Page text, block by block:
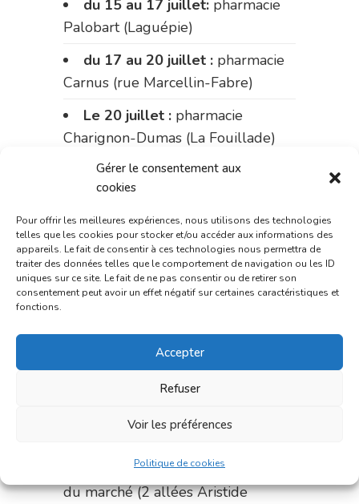
Gérer le consentement aux
cookies
Pour offrir les meilleures expériences, nous utilisons des technologies
telles que les cookies pour stocker et/ou accéder aux informations des
appareils. Le fait de consentir à ces technologies nous permettra de
traiter des données telles que le comportement de navigation ou les ID
uniques sur ce site. Le fait de ne pas consentir ou de retirer son
consentement peut avoir un effet négatif sur certaines caractéristiques et
fonctions.
Accepter
Refuser
Voir les préférences
Politique de cookies
du 15 au 17 juillet: pharmacie
Palobart (Laguépie)
du 17 au 20 juillet : pharmacie
Carnus (rue Marcellin-Fabre)
Le 20 juillet : pharmacie
Charignon-Dumas (La Fouillade)
du 20 au 24 juillet :pharmacie
Palobart (Laguépie)
du 24 au 31 juillet :pharmacie
du marché (2 allées Aristide
Briand)
du 31 juillet au 3 août :
du 3 au 7 août :pharmacie
Charignon-Dumas (La Fouillade)
du 7 au 14 août :pharmacie
Bonnemaire (rue Saint-Jacques)
du 15 au 17 août :pharmacie
du marché (2 allées Aristide